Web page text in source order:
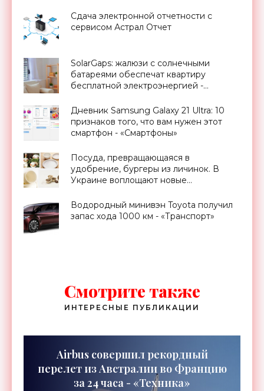
Сдача электронной отчетности с
сервисом Астрал Отчет
SolarGaps: жалюзи с солнечными
батареями обеспечат квартиру
бесплатной электроэнергией -
Дневник Samsung Galaxy 21 Ultra: 10
признаков того, что вам нужен этот
смартфон - «Смартфоны»
Посуда, превращающаяся в
удобрение, бургеры из личинок. В
Украине воплощают новые
Водородный минивэн Toyota получил
запас хода 1000 км - «Транспорт»
Смотрите также
ИНТЕРЕСНЫЕ ПУБЛИКАЦИИ
Airbus совершил рекордный
перелет из Австралии во Францию
за 24 часа - «Техника»